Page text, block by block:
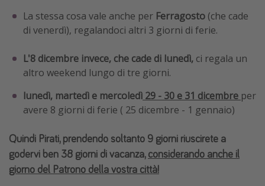
La stessa cosa vale anche per Ferragosto (che cade
di venerdì), regalandoci altri 3 giorni di ferie.
L'8 dicembre invece, che cade di lunedì, ci regala un
altro weekend lungo di tre giorni.
lunedì, martedì e mercoledì 29 - 30 e 31 dicembre per
avere 8 giorni di ferie ( 25 dicembre - 1 gennaio)
Quindi Pirati, prendendo soltanto 9 giorni riuscirete a
godervi ben 38 giorni di vacanza,considerando anche il
giorno del Patrono della vostra città!